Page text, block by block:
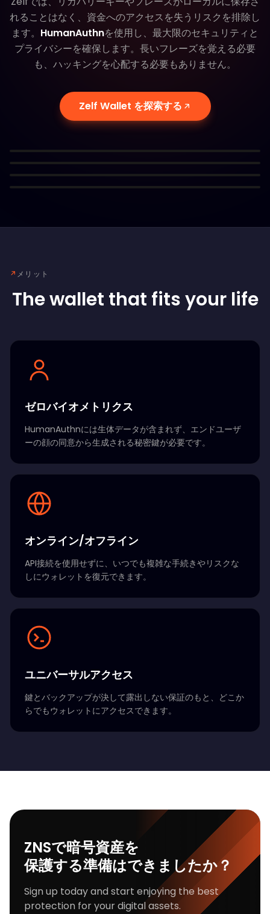
れることはなく、資金へのアクセスを失うリスクを排除し
ます。 HumanAuthnを使用し、最大限のセキュリティと
プライバシーを確保します。長いフレーズを覚える必要
も、ハッキングを心配する必要もありません。
Zelf Wallet を探索する
HumanAuthnによる優れたセキュリテ
HumanAuthnであなたの資金は完全に保護されます。も
はや漏洩したシードフレーズを心配する必要はありませ
即時復旧：数秒でウォレットにアクセス
顔をスキャンするだけで即座にウォレットにアクセス。シ
ードフレーズを管理したり使用したりする必要はありませ
シードフレーズをブロックチェーンに保
シードフレーズはパブリックブロックチェーンに安全に保
を失うことはありません。
Personalized Zelf ID
覚えやすいZelf IDにウォレットをリンクし、複雑な手順
や長いアドレスなしで取引を行えます。
↗ メリット
The wallet that fits your life
ゼロバイオメトリクス
HumanAuthnには生体データが含まれず、エンドユーザ
ーの顔の同意から生成される秘密鍵が必要です。
オンライン/オフライン
API接続を使用せずに、いつでも複雑な手続きやリスクな
しにウォレットを復元できます。
ユニバーサルアクセス
鍵とバックアップが決して露出しない保証のもと、どこか
らでもウォレットにアクセスできます。
ZNSで暗号資産を
保護する準備はできましたか？
Sign up today and start enjoying the best
protection for your digital assets.